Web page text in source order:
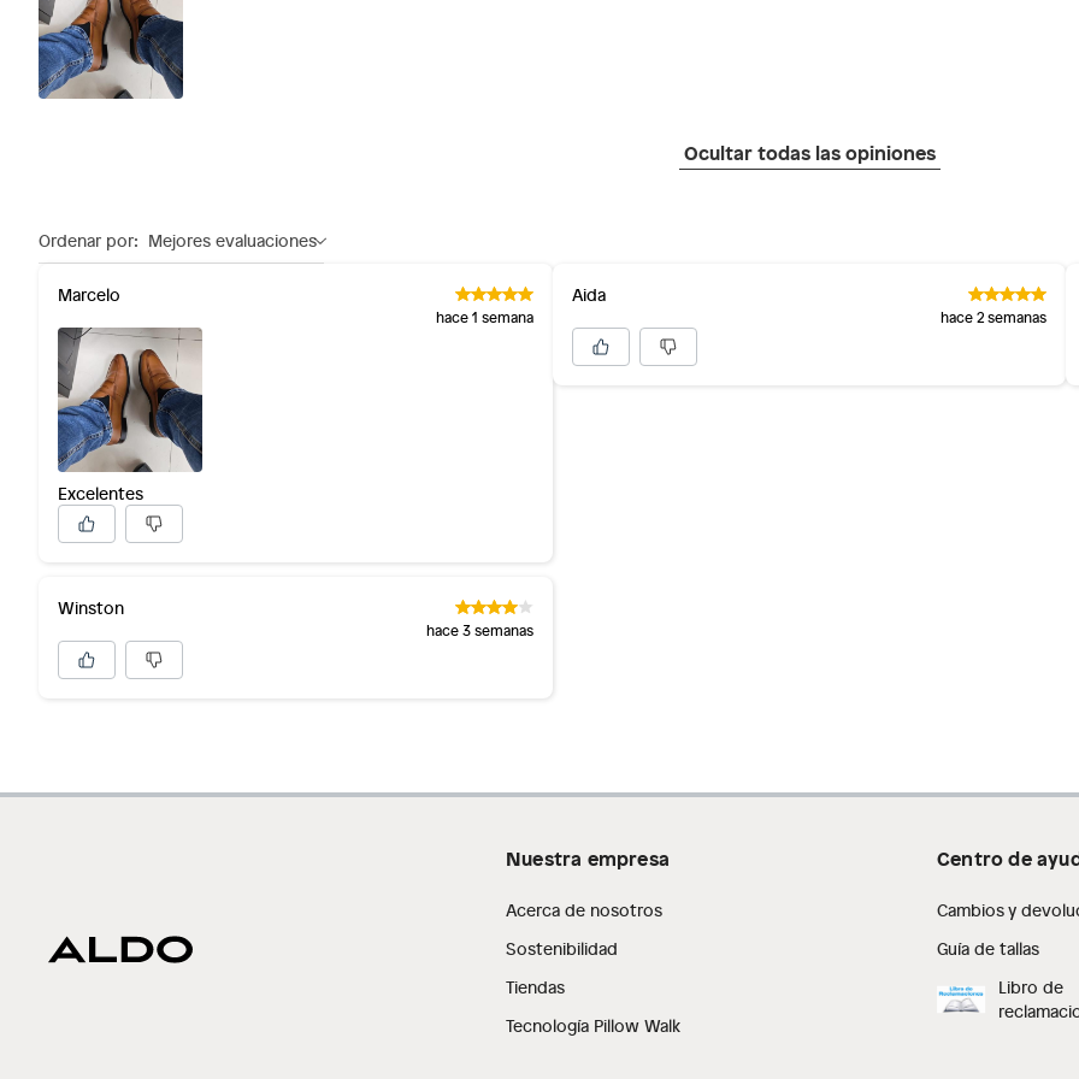
Ocultar todas las opiniones
Ordenar por: Mejores evaluaciones
Marcelo
hace 1 semana
Excelentes
Winston
hace 3 semanas
Aida
hace 2 semanas
Nuestra empresa
Acerca de nosotros
Sostenibilidad
Tiendas
Tecnología Pillow Walk
Centro de
Cambios y
Guía de tallas
Libro de